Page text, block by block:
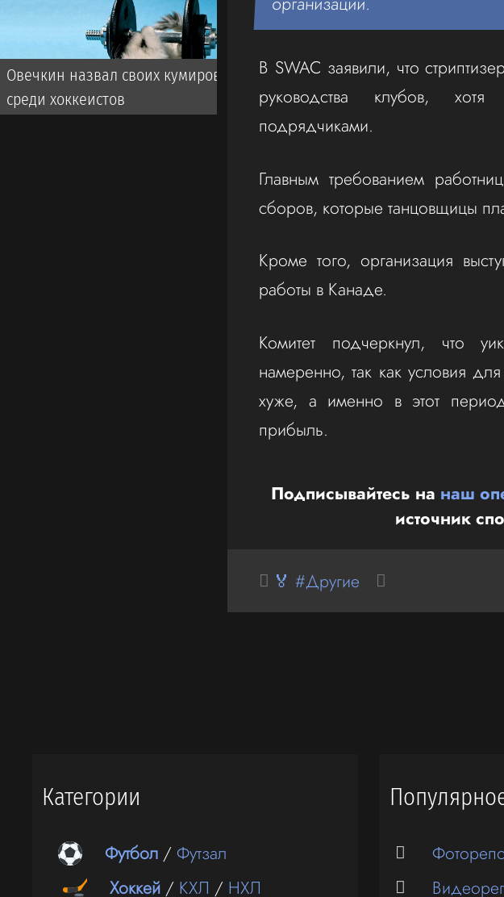
В SWAC заявили, что
руководства клубов,
подрядчиками.
Главным требованием
сборов, которые танцовщицы
Кроме того, организация
работы в Канаде.
Комитет подчеркнул, что
намеренно, так как условия
хуже, а именно в этот
прибыль.
Подписывайтесь на наш
источник
🏅 #Другие
европейский клуб
Овечкин назвал своих кумиров
среди хоккеистов
Категории
Футбол /Футзал
Хоккей / КХЛ / НХЛ